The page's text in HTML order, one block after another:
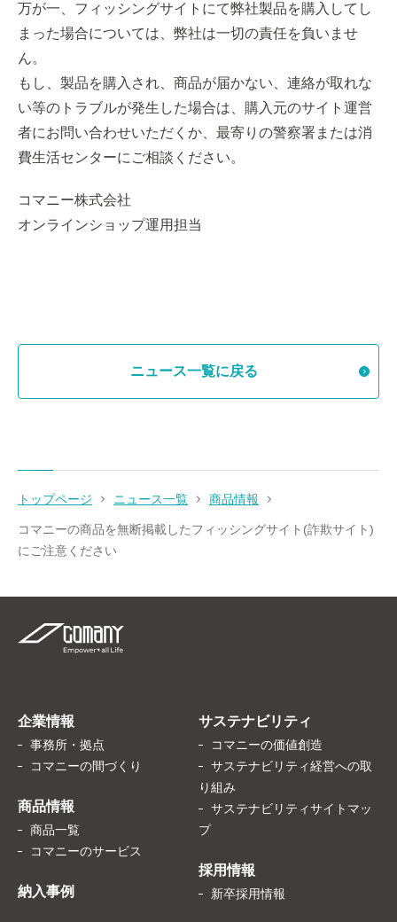
万が一、フィッシングサイトにて弊社製品を購入してし
まった場合については、弊社は一切の責任を負いませ
ん。
もし、製品を購入され、商品が届かない、連絡が取れな
い等のトラブルが発生した場合は、購入元のサイト運営
者にお問い合わせいただくか、最寄りの警察署または消
費生活センターにご相談ください。
コマニー株式会社
オンラインショップ運用担当
ニュース一覧に戻る
トップページ ニュース一覧 商品情報
コマニーの商品を無断掲載したフィッシングサイト(詐欺サイト)
にご注意ください
企業情報
事務所・拠点
コマニーの間づくり
商品情報
商品一覧
コマニーのサービス
納入事例
サステナビリティ
コマニーの価値創造
サステナビリティ経営への取
り組み
サステナビリティサイトマッ
プ
採用情報
新卒採用情報